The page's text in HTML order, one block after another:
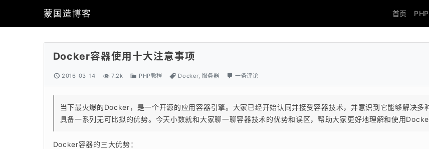
蒙国造博客 首页
Docker容器使用十大注意事项
2016-03-14 7.2k PHP教程 Docker, 服务器 一条评论
当下最火爆的Docker，是一个开源的应用容器引擎。大家已经开始认同并接受容器技术，并意识到它能够解决多
具备一系列无可比拟的优势。今天小数就和大家聊一聊容器技术的优势和误区，帮助大家更好地理解和使用Docker
Docker容器的三大优势：